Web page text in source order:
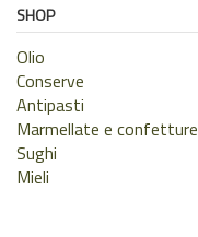
SHOP
Olio
Conserve
Antipasti
Marmellate e confetture
Sughi
Mieli